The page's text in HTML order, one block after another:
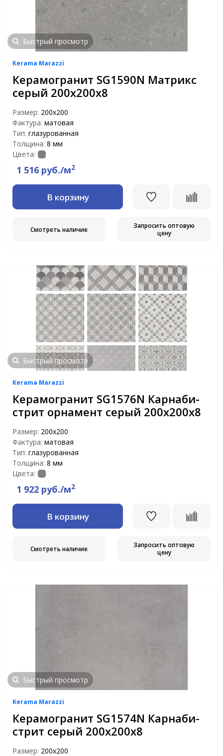
Быстрый просмотр
Kerama Marazzi
Керамогранит SG1590N Матрикс
серый 200х200х8
Размер: 200x200
Фактура: матовая
Тип: глазурованная
Толщина: 8 мм
Цвета:
1 516 руб./м2
В корзину
Смотреть наличие
Запросить оптовую
цену
Быстрый просмотр
Kerama Marazzi
Керамогранит SG1576N Карнаби-
стрит орнамент серый 200х200х8
Размер: 200x200
Фактура: матовая
Тип: глазурованная
Толщина: 8 мм
Цвета:
1 922 руб./м2
В корзину
Смотреть наличие
Запросить оптовую
цену
Быстрый просмотр
Kerama Marazzi
Керамогранит SG1574N Карнаби-
стрит серый 200х200х8
Размер: 200x200